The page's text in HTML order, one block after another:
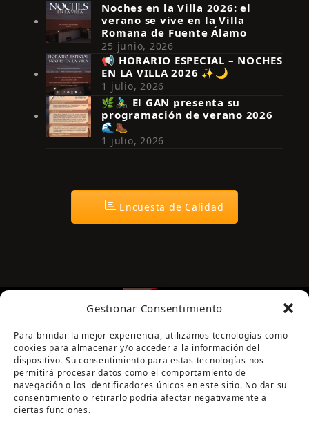
Gestionar Consentimiento
Para brindar la mejor experiencia, utilizamos tecnologías como
cookies para almacenar y/o acceder a la información del
dispositivo. Su consentimiento para estas tecnologías nos
permitirá procesar datos como el comportamiento de
navegación o los identificadores únicos en este sitio. No dar su
consentimiento o retirarlo podría afectar negativamente a
ciertas funciones.
Síguenos en Instagram
Noches en la Villa 2026: el
verano se vive en la Villa
Romana de Fuente Álamo
25 junio, 2026
📢 HORARIO ESPECIAL – NOCHES
EN LA VILLA 2026 ✨🌙
1 julio, 2026
🌿🚴‍♂️ El GAN presenta su
programación de verano 2026
🌊🥾
1 julio, 2026
Encuesta de Calidad
Página cofinanciada por la Diputación de Córdoba